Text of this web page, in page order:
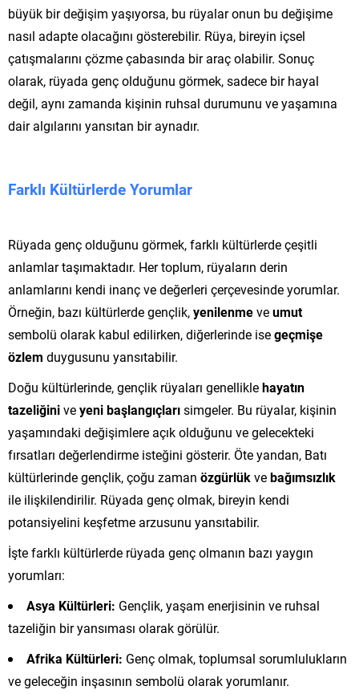
büyük bir değişim yaşıyorsa, bu rüyalar onun bu değişime
nasıl adapte olacağını gösterebilir. Rüya, bireyin içsel
çatışmalarını çözme çabasında bir araç olabilir. Sonuç
olarak, rüyada genç olduğunu görmek, sadece bir hayal
değil, aynı zamanda kişinin ruhsal durumunu ve yaşamına
dair algılarını yansıtan bir aynadır.
Farklı Kültürlerde Yorumlar
Rüyada genç olduğunu görmek, farklı kültürlerde çeşitli
anlamlar taşımaktadır. Her toplum, rüyaların derin
anlamlarını kendi inanç ve değerleri çerçevesinde yorumlar.
Örneğin, bazı kültürlerde gençlik,yenilenmeveumut
sembolü olarak kabul edilirken, diğerlerinde isegeçmişe
özlem duygusunu yansıtabilir.
Doğu kültürlerinde, gençlik rüyaları genelliklehayatın
tazeliğiniveyeni başlangıçlarısimgeler. Bu rüyalar, kişinin
yaşamındaki değişimlere açık olduğunu ve gelecekteki
fırsatları değerlendirme isteğini gösterir. Öte yandan, Batı
kültürlerinde gençlik, çoğu zaman özgürlükvebağımsızlık
ile ilişkilendirilir. Rüyada genç olmak, bireyin kendi
potansiyelini keşfetme arzusunu yansıtabilir.
İşte farklı kültürlerde rüyada genç olmanın bazı yaygın
yorumları:
Asya Kültürleri: Gençlik, yaşam enerjisinin ve ruhsal
tazeliğin bir yansıması olarak görülür.
Afrika Kültürleri: Genç olmak, toplumsal sorumlulukların
ve geleceğin inşasının sembolü olarak yorumlanır.